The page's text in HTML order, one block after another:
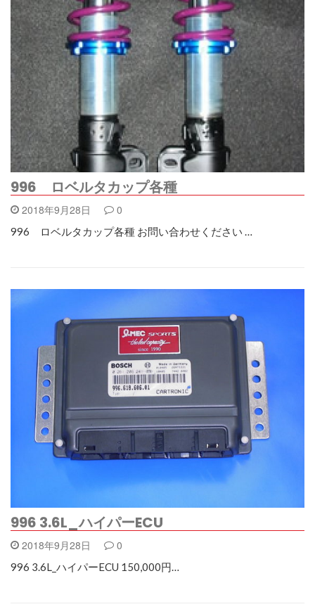
996 ロベルタカップ各種
2018年9月28日 0
996 ロベルタカップ各種 お問い合わせください …
996 3.6L_ハイパーECU
2018年9月28日 0
996 3.6L_ハイパーECU 150,000円…